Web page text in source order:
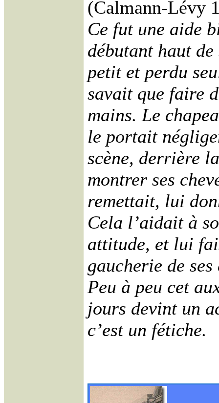
(Calmann-Lévy
Ce fut une aide
débutant haut
petit et perdu
savait que faire
mains. Le
le portait
scène, derrière
montrer ses
remettait, lui
Cela l’aidait à
attitude, et lui
gaucherie de
Peu à peu cet
jours devint un
c’est un fétiche.